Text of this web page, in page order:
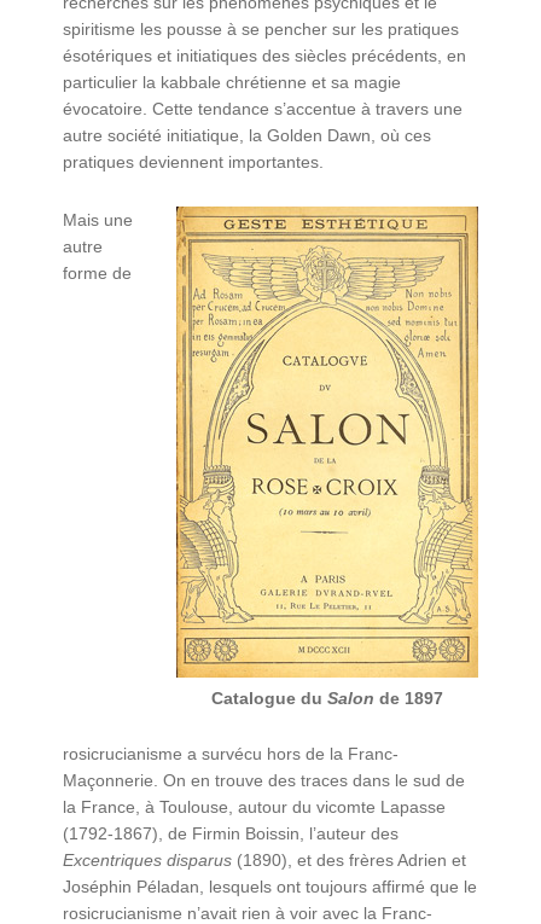
spiritisme les pousse à se pencher sur les pratiques
ésotériques et initiatiques des siècles précédents, en
particulier la kabbale chrétienne et sa magie
évocatoire. Cette tendance s’accentue à travers une
autre société initiatique, la Golden Dawn, où ces
pratiques deviennent importantes.
Catalogue du Salon de 1897
Mais une
autre
forme de
rosicrucianisme a survécu hors de la Franc-
Maçonnerie. On en trouve des traces dans le sud de
la France, à Toulouse, autour du vicomte Lapasse
(1792-1867), de Firmin Boissin, l’auteur des
Excentriques disparus (1890), et des frères Adrien et
Joséphin Péladan, lesquels ont toujours affirmé que le
rosicrucianisme n’avait rien à voir avec la Franc-